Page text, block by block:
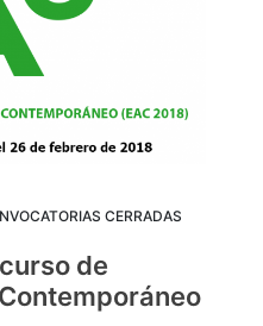
CERRADAS
de